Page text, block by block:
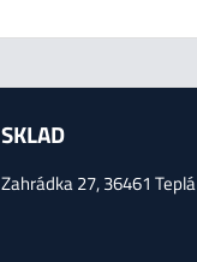
SKLAD
Zahrádka 27, 36461 Teplá